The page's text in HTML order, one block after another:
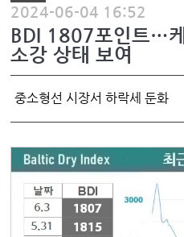
2024-06-04 16:52
BDI 1807포인트…
소강 상태 보여
중소형선 시장서 하락세 둔화